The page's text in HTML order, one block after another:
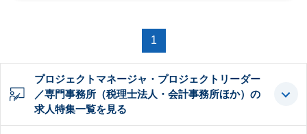
1
プロジェクトマネージャ・プロジェクトリーダー
／専門事務所（税理士法人・会計事務所ほか）の
求人特集一覧を見る